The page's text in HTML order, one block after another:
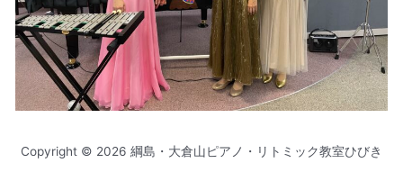
Copyright © 2026 綱島・大倉山ピアノ・リトミック教室ひびき